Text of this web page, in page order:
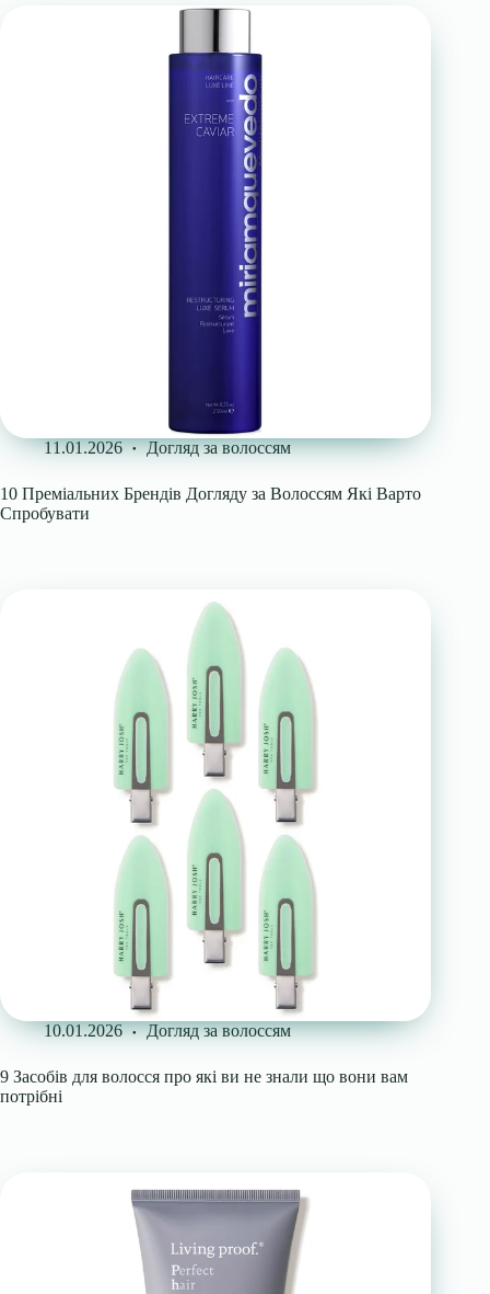
11.01.2026 Догляд за волоссям
10 Преміальних Брендів Догляду за Волоссям Які Варто
Спробувати
10.01.2026 Догляд за волоссям
9 Засобів для волосся про які ви не знали що вони вам
потрібні